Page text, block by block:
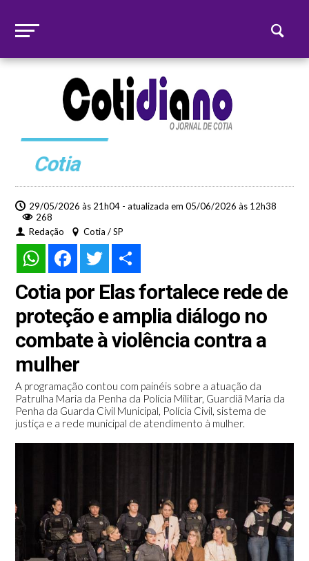
Cotia
29/05/2026 às 21h04 - atualizada em 05/06/2026 às 12h38
268
Redação
Cotia / SP
WhatsAppFacebookTwitter
Cotia por Elas fortalece rede de
proteção e amplia diálogo no
combate à violência contra a
mulher
A programação contou com painéis sobre a atuação da
Patrulha Maria da Penha da Polícia Militar, Guardiã Maria da
Penha da Guarda Civil Municipal, Polícia Civil, sistema de
justiça e a rede municipal de atendimento à mulher.